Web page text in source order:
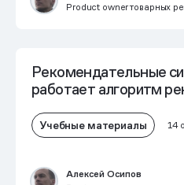
Product owner товарных
Рекомендательные
работает алгоритм
Учебные материалы 14
Алексей Осипов